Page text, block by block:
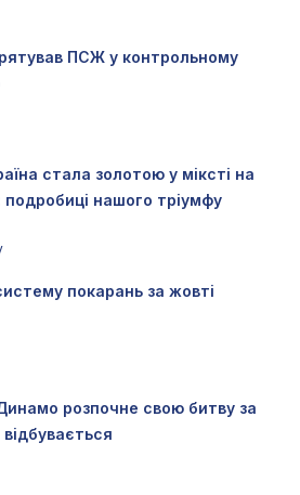
ПСЖ у контрольному
стала золотою у міксті на
подробиці нашого тріумфу
покарань за жовті
розпочне свою битву за